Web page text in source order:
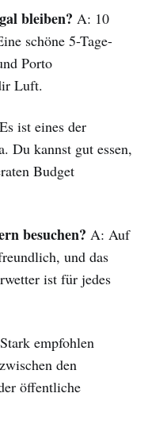
bleiben? A: 10
schöne 5-Tage-
Porto
Luft.
ist eines der
Du kannst gut essen,
Budget
besuchen? A: Auf
und das
ist für jedes
empfohlen
den
öffentliche